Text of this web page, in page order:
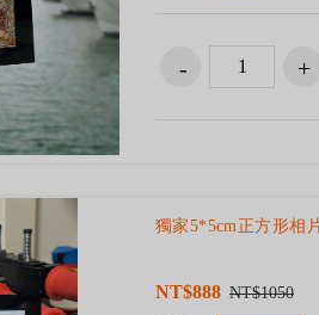
獨家5*5cm正方形相
NT$888 NT$1050